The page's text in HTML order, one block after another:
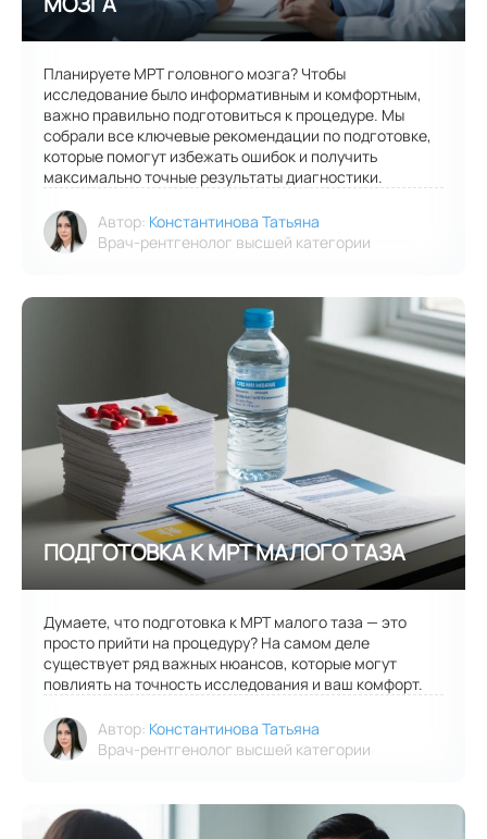
Планируете МРТ головного мозга? Чтобы
исследование было информативным и комфортным,
важно правильно подготовиться к процедуре. Мы
собрали все ключевые рекомендации по подготовке,
которые помогут избежать ошибок и получить
максимально точные результаты диагностики.
Автор: Константинова Татьяна
Врач-рентгенолог высшей категории
Думаете, что подготовка к МРТ малого таза — это
просто прийти на процедуру? На самом деле
существует ряд важных нюансов, которые могут
повлиять на точность исследования и ваш комфорт.
Автор: Константинова Татьяна
Врач-рентгенолог высшей категории